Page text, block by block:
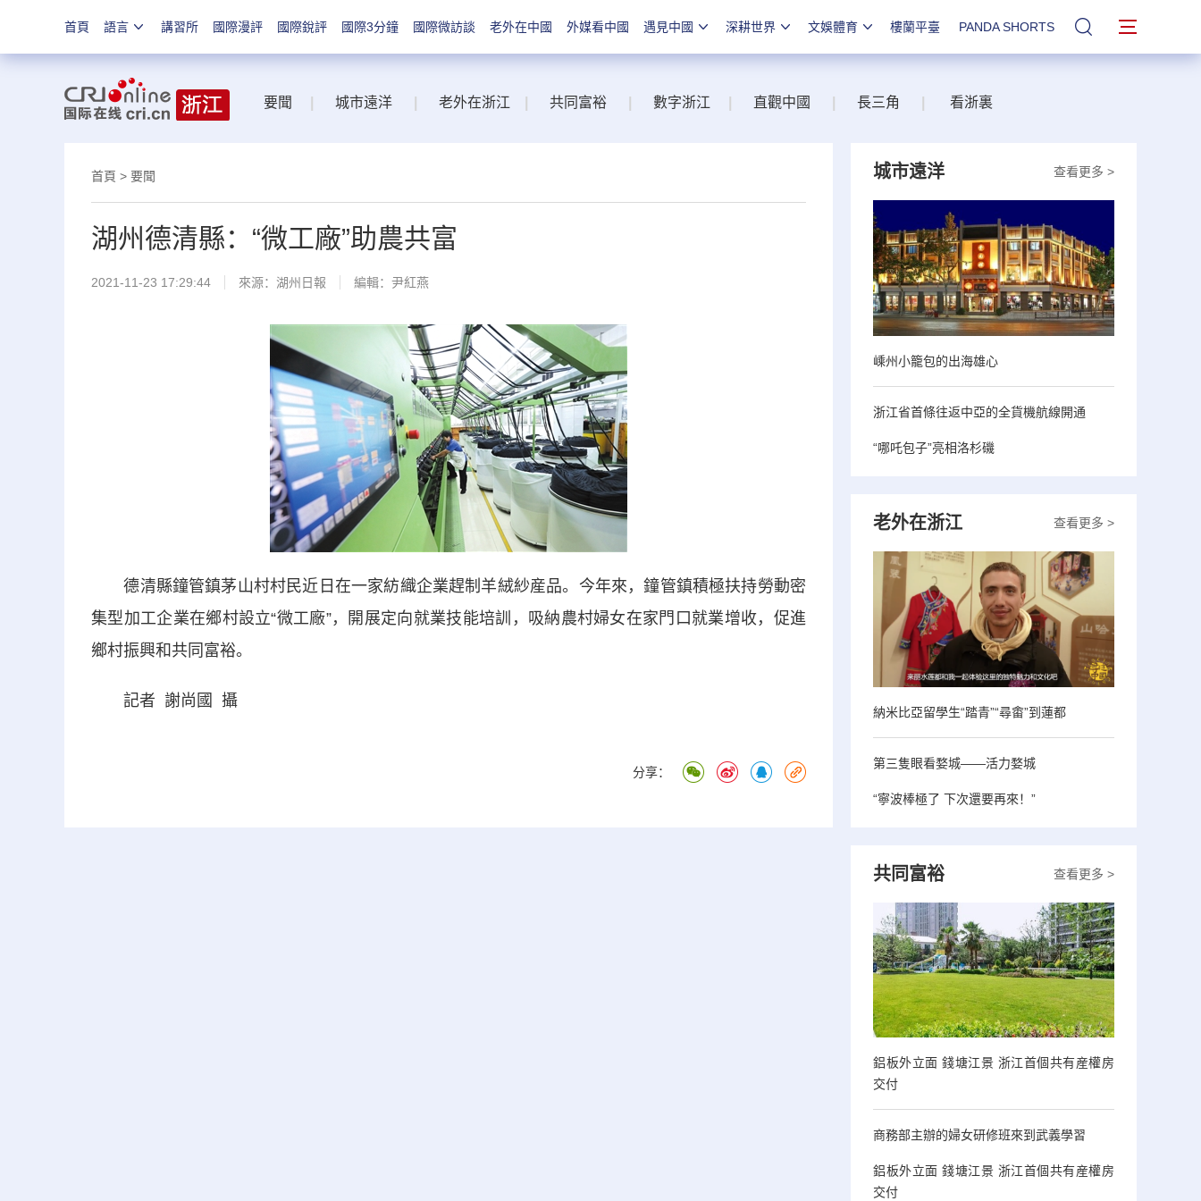
首頁 語言 講習所 國際漫評 國際銳評 國際3分鐘 國際微訪談 老外在中國 外媒看中國 遇見中國 深耕世界 文娛體育 樓蘭平臺 PANDA SHORTS 站內搜索
要聞 城市遠洋 老外在浙江 共同富裕 數字浙江 直觀中國 長三角 看浙裏
首頁 > 要聞
湖州德清縣：“微工廠”助農共富
2021-11-23 17:29:44 來源： 湖州日報 編輯：尹紅燕
德清縣鐘管鎮茅山村村民近日在一家紡織企業趕制羊絨紗産品。今年來，鐘管鎮積極扶持勞動密
集型加工企業在鄉村設立“微工廠”，開展定向就業技能培訓，吸納農村婦女在家門口就業增收，促進
鄉村振興和共同富裕。
記者 謝尚國 攝
分享：
查看更多 >
城市遠洋
嵊州小籠包的出海雄心
浙江省首條往返中亞的全貨機航線開通
“哪吒包子”亮相洛杉磯
查看更多 >
老外在浙江
納米比亞留學生“踏青”“尋畬”到蓮都
第三隻眼看婺城——活力婺城
“寧波棒極了 下次還要再來！”
查看更多 >
共同富裕
鋁板外立面 錢塘江景 浙江首個共有産權房
交付
商務部主辦的婦女研修班來到武義學習
鋁板外立面 錢塘江景 浙江首個共有産權房
交付